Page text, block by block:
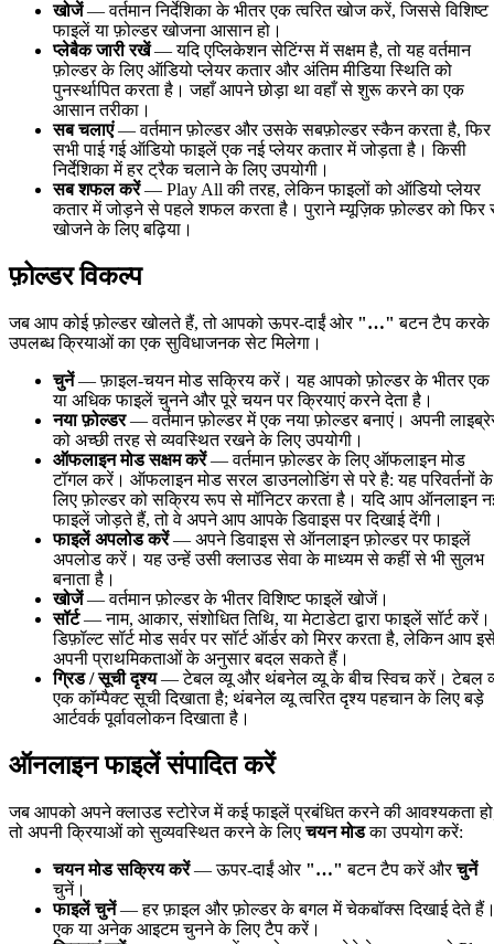
खोजें— वर्तमान निर्देशिका के भीतर एक त्वरित खोज करें, जिससे विशिष्ट
फाइलें या फ़ोल्डर खोजना आसान हो।
प्लेबैक जारी रखें— यदि एप्लिकेशन सेटिंग्स में सक्षम है, तो यह वर्तमान
फ़ोल्डर के लिए ऑडियो प्लेयर कतार और अंतिम मीडिया स्थिति को
पुनर्स्थापित करता है। जहाँ आपने छोड़ा था वहाँ से शुरू करने का एक
आसान तरीका।
सब चलाएं— वर्तमान फ़ोल्डर और उसके सबफ़ोल्डर स्कैन करता है, फिर
सभी पाई गई ऑडियो फाइलें एक नई प्लेयर कतार में जोड़ता है। किसी
निर्देशिका में हर ट्रैक चलाने के लिए उपयोगी।
सब शफल करें— Play All की तरह, लेकिन फाइलों को ऑडियो प्लेयर
कतार में जोड़ने से पहले शफल करता है। पुराने म्यूज़िक फ़ोल्डर को फिर
खोजने के लिए बढ़िया।
फ़ोल्डर विकल्प
जब आप कोई फ़ोल्डर खोलते हैं, तो आपको ऊपर-दाईं ओर "…" बटन टैप करके
उपलब्ध क्रियाओं का एक सुविधाजनक सेट मिलेगा।
चुनें— फ़ाइल-चयन मोड सक्रिय करें। यह आपको फ़ोल्डर के भीतर एक
या अधिक फाइलें चुनने और पूरे चयन पर क्रियाएं करने देता है।
नया फ़ोल्डर— वर्तमान फ़ोल्डर में एक नया फ़ोल्डर बनाएं। अपनी
को अच्छी तरह से व्यवस्थित रखने के लिए उपयोगी।
ऑफलाइन मोड सक्षम करें— वर्तमान फ़ोल्डर के लिए ऑफलाइन मोड
टॉगल करें। ऑफलाइन मोड सरल डाउनलोडिंग से परे है: यह परिवर्तनों के
लिए फ़ोल्डर को सक्रिय रूप से मॉनिटर करता है। यदि आप ऑनलाइन
फाइलें जोड़ते हैं, तो वे अपने आप आपके डिवाइस पर दिखाई देंगी।
फाइलें अपलोड करें— अपने डिवाइस से ऑनलाइन फ़ोल्डर पर फाइलें
अपलोड करें। यह उन्हें उसी क्लाउड सेवा के माध्यम से कहीं से भी सुलभ
बनाता है।
खोजें— वर्तमान फ़ोल्डर के भीतर विशिष्ट फाइलें खोजें।
सॉर्ट— नाम, आकार, संशोधित तिथि, या मेटाडेटा द्वारा फाइलें सॉर्ट करें।
डिफ़ॉल्ट सॉर्ट मोड सर्वर पर सॉर्ट ऑर्डर को मिरर करता है, लेकिन आप
अपनी प्राथमिकताओं के अनुसार बदल सकते हैं।
ग्रिड / सूची दृश्य— टेबल व्यू और थंबनेल व्यू के बीच स्विच करें। टेबल
एक कॉम्पैक्ट सूची दिखाता है; थंबनेल व्यू त्वरित दृश्य पहचान के लिए बड़े
आर्टवर्क पूर्वावलोकन दिखाता है।
ऑनलाइन फाइलें संपादित करें
जब आपको अपने क्लाउड स्टोरेज में कई फाइलें प्रबंधित करने की आवश्यकता
तो अपनी क्रियाओं को सुव्यवस्थित करने के लिएचयन मोडका उपयोग करें:
चयन मोड सक्रिय करें— ऊपर-दाईं ओर "…" बटन टैप करें औरचुनें
चुनें।
फाइलें चुनें— हर फ़ाइल और फ़ोल्डर के बगल में चेकबॉक्स दिखाई देते
एक या अनेक आइटम चुनने के लिए टैप करें।